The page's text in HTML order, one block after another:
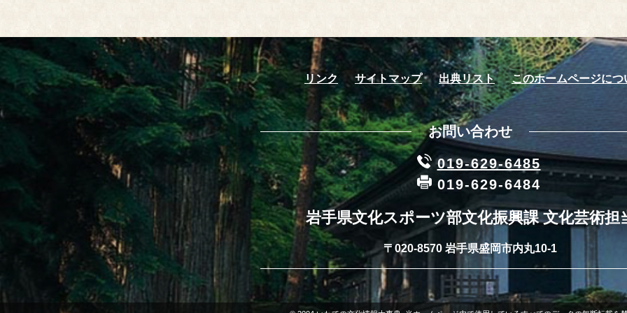
リンク サイトマップ 出典リスト このホームページにつ
お問い合わせ
019-629-6485
019-629-6484
岩手県文化スポーツ部文化振興課 文化芸術担
〒020-8570 岩手県盛岡市内丸10-1